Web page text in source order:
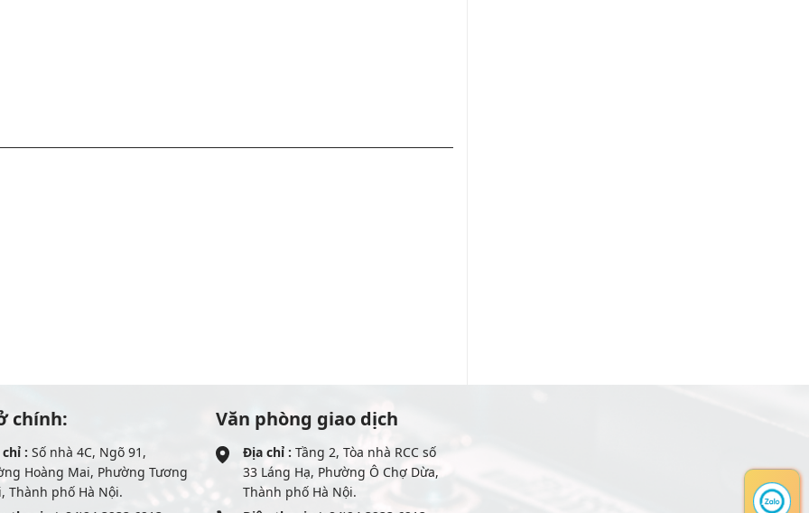
chính:
: Số nhà 4C, Ngõ 91,
Hoàng Mai, Phường Tương
Thành phố Hà Nội.
Văn phòng giao dịch
Địa chỉ : Tầng 2, Tòa nhà RCC số
33 Láng Hạ, Phường Ô Chợ Dừa,
Thành phố Hà Nội.